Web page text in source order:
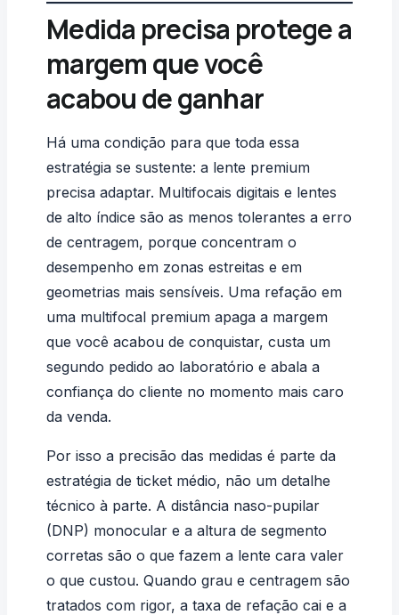
Medida precisa protege a
margem que você
acabou de ganhar
Há uma condição para que toda essa
estratégia se sustente: a lente premium
precisa adaptar. Multifocais digitais e lentes
de alto índice são as menos tolerantes a erro
de centragem, porque concentram o
desempenho em zonas estreitas e em
geometrias mais sensíveis. Uma refação em
uma multifocal premium apaga a margem
que você acabou de conquistar, custa um
segundo pedido ao laboratório e abala a
confiança do cliente no momento mais caro
da venda.
Por isso a precisão das medidas é parte da
estratégia de ticket médio, não um detalhe
técnico à parte. A distância naso-pupilar
(DNP) monocular e a altura de segmento
corretas são o que fazem a lente cara valer
o que custou. Quando grau e centragem são
tratados com rigor, a taxa de refação cai e a